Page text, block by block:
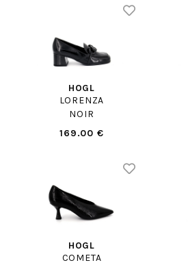
HOGL
LORENZA
NOIR
169.00 €
HOGL
COMETA